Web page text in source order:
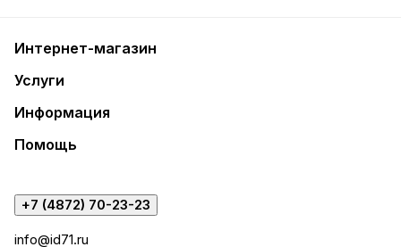
Интернет-магазин
Услуги
Информация
Помощь
+7 (4872) 70-23-23
info@id71.ru